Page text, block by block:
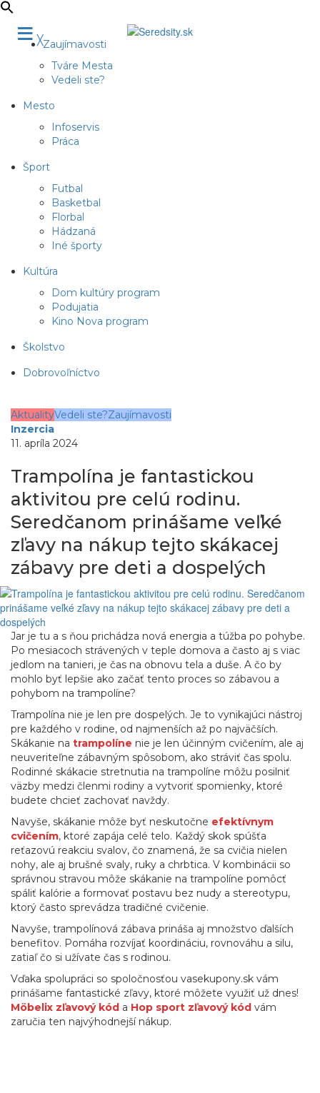
≡ ╳Zaujímavosti
Tváre Mesta
Vedeli ste?
Mesto
Infoservis
Práca
Šport
Futbal
Basketbal
Florbal
Hádzaná
Iné športy
Kultúra
Dom kultúry program
Podujatia
Kino Nova program
Školstvo
Dobrovoľníctvo
AktualityVedeli ste?Zaujímavosti
Inzercia
11. apríla 2024
Trampolína je fantastickou
aktivitou pre celú rodinu.
Seredčanom prinášame veľké
zľavy na nákup tejto skákacej
zábavy pre deti a dospelých
Jar je tu a s ňou prichádza nová energia a túžba po pohybe.
Po mesiacoch strávených v teple domova a často aj s viac
jedlom na tanieri, je čas na obnovu tela a duše. A čo by
mohlo byť lepšie ako začať tento proces so zábavou a
pohybom na trampolíne?
Trampolína nie je len pre dospelých. Je to vynikajúci nástroj
pre každého v rodine, od najmenších až po najväčších.
Skákanie na trampolíne nie je len účinným cvičením, ale aj
neuveriteľne zábavným spôsobom, ako stráviť čas spolu.
Rodinné skákacie stretnutia na trampolíne môžu posilniť
väzby medzi členmi rodiny a vytvoriť spomienky, ktoré
budete chcieť zachovať navždy.
Navyše, skákanie môže byť neskutočne efektívnym
cvičením, ktoré zapája celé telo. Každý skok spúšťa
reťazovú reakciu svalov, čo znamená, že sa cvičia nielen
nohy, ale aj brušné svaly, ruky a chrbtica. V kombinácii so
správnou stravou môže skákanie na trampolíne pomôcť
spáliť kalórie a formovať postavu bez nudy a stereotypu,
ktorý často sprevádza tradičné cvičenie.
Navyše, trampolínová zábava prináša aj množstvo ďalších
benefitov. Pomáha rozvíjať koordináciu, rovnováhu a silu,
zatiaľ čo si užívate čas s rodinou.
Vďaka spolupráci so spoločnosťou vasekupony.sk vám
prinášame fantastické zľavy, ktoré môžete využiť už dnes!
Möbelix zľavový kód a Hop sport zľavový kód vám
zaručia ten najvýhodnejší nákup.